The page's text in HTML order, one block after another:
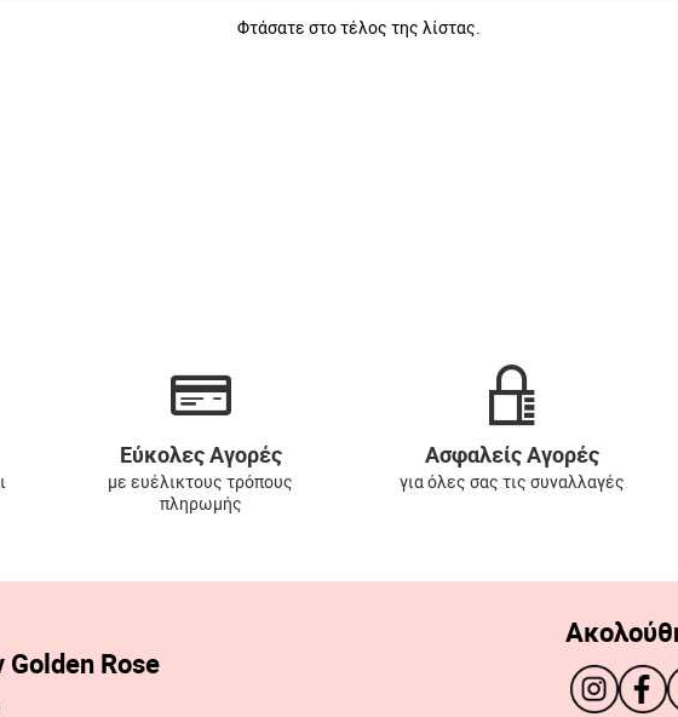
Φτάσατε στο τέλος της λίστας.
Εύκολες Αγορές
με ευέλικτους τρόπους
πληρωμής
Ασφαλείς Αγορές
για όλες σας τις συναλλαγές
Rose